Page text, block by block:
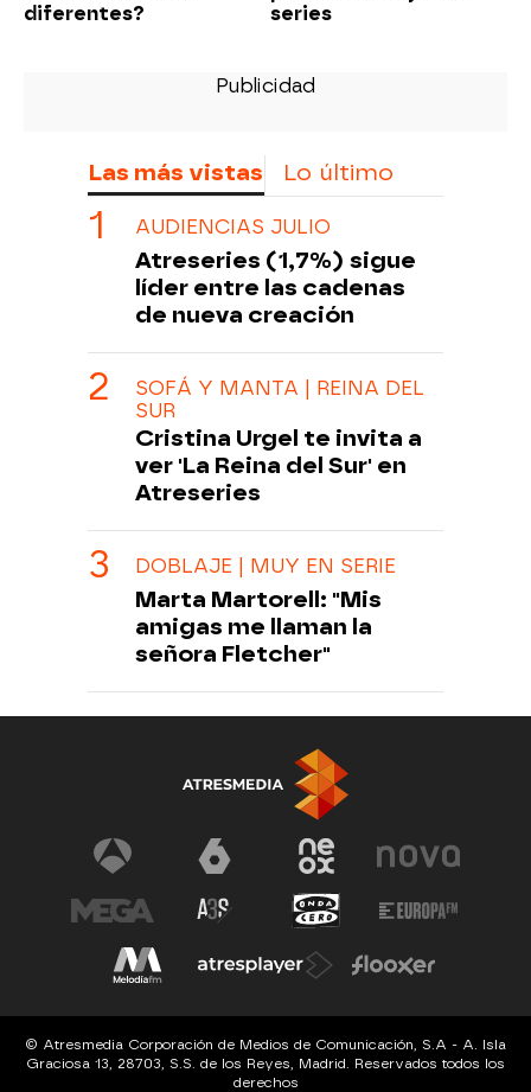
diferentes?
series
Las más vistas Lo último
AUDIENCIAS JULIO
Atreseries (1,7%) sigue
líder entre las cadenas
de nueva creación
SOFÁ Y MANTA | REINA DEL
SUR
Cristina Urgel te invita a
ver 'La Reina del Sur' en
Atreseries
DOBLAJE | MUY EN SERIE
Marta Martorell: "Mis
amigas me llaman la
señora Fletcher"
© Atresmedia Corporación de Medios de Comunicación, S.A - A. Isla
Graciosa 13, 28703, S.S. de los Reyes, Madrid. Reservados todos los
derechos